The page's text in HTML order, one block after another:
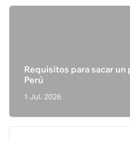
Requisitos para sacar
Perú
1 Jul. 2026